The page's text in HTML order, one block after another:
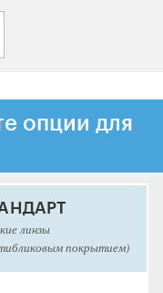
опции для
линзы
покрытием)